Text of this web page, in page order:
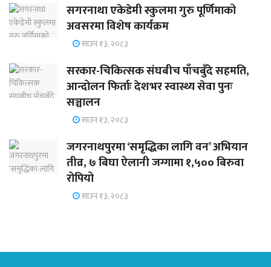
सगरनाथा एकेडेमी स्कुलमा गुरु पूर्णिमाको
अवसरमा विशेष कार्यक्रम
साउन १३, २०८३
सरकार-चिकित्सक संघबीच पाँचबुँदे सहमति,
आन्दोलन फिर्ताः देशभर स्वास्थ्य सेवा पुनः
सञ्चालन
साउन १३, २०८३
जगरनाथपुरमा ‘समृद्धिका लागि वन’ अभियान
तीव्र, ७ बिघा ऐलानी जग्गामा १,५०० बिरुवा
रोपियो
साउन १३, २०८३